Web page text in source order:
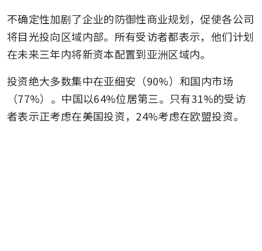
不确定性加剧了企业的防御性商业规划，促使各公司
将目光投向区域内部。所有受访者都表示，他们计划
在未来三年内将新资本配置到亚洲区域内。
投资绝大多数集中在亚细安（90%）和国内市场
（77%）。中国以64%位居第三。只有31%的受访
者表示正考虑在美国投资，24%考虑在欧盟投资。